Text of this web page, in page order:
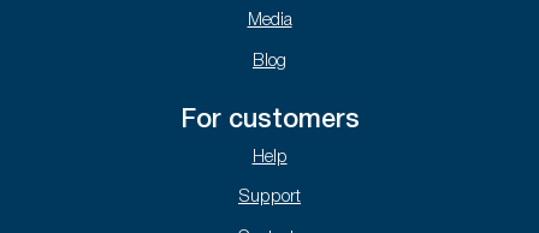
Media
Blog
For customers
Help
Support